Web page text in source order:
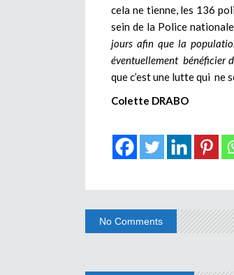
cela ne tienne, les 136
sein de la Police
jours afin que la
éventuellement bénéficier
que c’est une lutte qui ne
Colette DRABO
No Comments